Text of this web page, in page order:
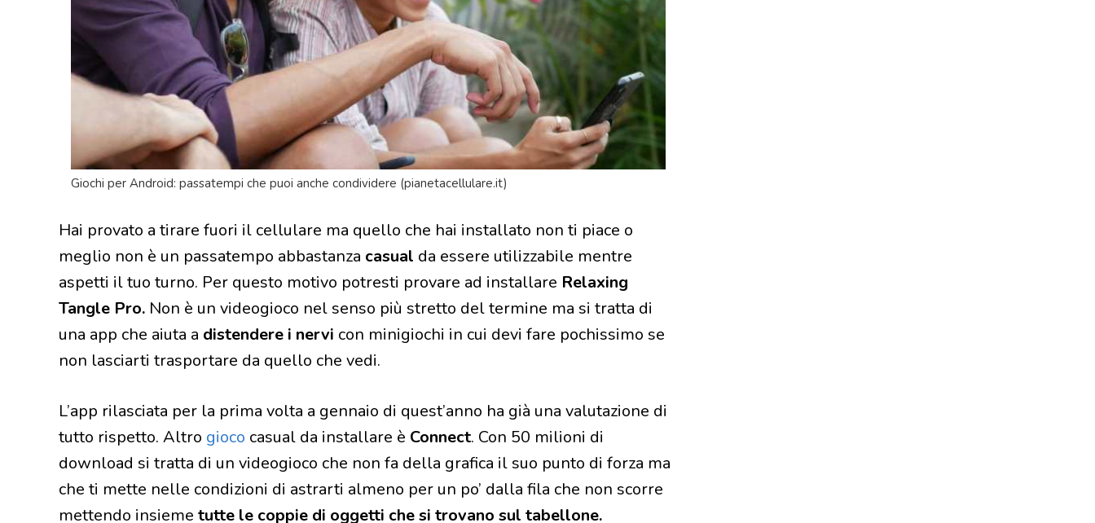
Giochi per Android: passatempi che puoi anche condividere (pianetacellulare.it)
Hai provato a tirare fuori il cellulare ma quello che hai installato non ti piace o
meglio non è un passatempo abbastanza casual da essere utilizzabile mentre
aspetti il tuo turno. Per questo motivo potresti provare ad installare Relaxing
Tangle Pro. Non è un videogioco nel senso più stretto del termine ma si tratta di
una app che aiuta a distendere i nervi con minigiochi in cui devi fare pochissimo se
non lasciarti trasportare da quello che vedi.
L’app rilasciata per la prima volta a gennaio di quest’anno ha già una valutazione di
tutto rispetto. Altro gioco casual da installare è Connect. Con 50 milioni di
download si tratta di un videogioco che non fa della grafica il suo punto di forza ma
che ti mette nelle condizioni di astrarti almeno per un po’ dalla fila che non scorre
mettendo insieme tutte le coppie di oggetti che si trovano sul tabellone.